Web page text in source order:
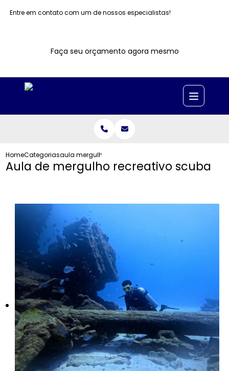
Entre em contato com um de nossos especialistas!
Faça seu orçamento agora mesmo
HomeCategoriasaula mergulho recreativo scuba
Aula de mergulho recreativo scuba